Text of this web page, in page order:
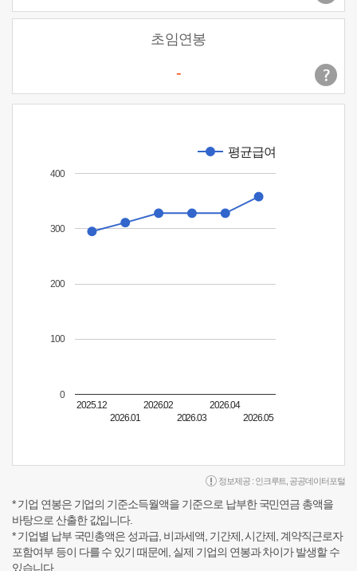
초임연봉
-
평균급여
2025.12
2026.01
2026.02
2026.03
2026.04
2026.05
0
100
200
300
400
정보제공 : 인크루트 공공데이터포털
* 기업 연봉은 기업의 기준소득월액을 기준으로 납부한 국민연금 총액을
바탕으로 산출한 값입니다.
* 기업별 납부 국민총액은 성과급, 비과세액, 기간제, 시간제, 계약직근로자
포함여부 등이 다를 수 있기 때문에, 실제 기업의 연봉과 차이가 발생할 수
있습니다.